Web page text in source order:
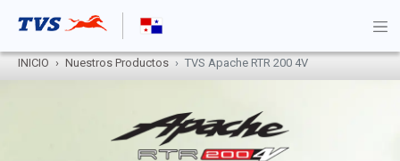
INICIO Nuestros Productos TVS Apache RTR 200 4V